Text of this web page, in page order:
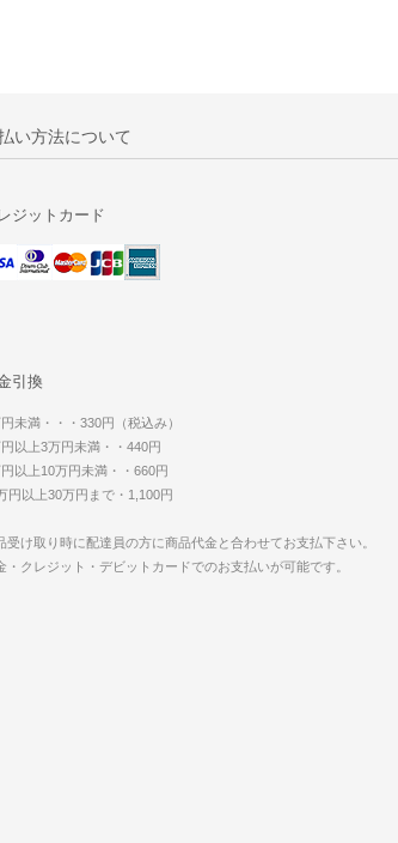
い方法について
ジットカード
引換
未満・・・330円（税込み）
円以上3万円未満・・440円
以上10万円未満・・660円
円以上30万円まで・1,100円
受け取り時に配達員の方に商品代金と合わせてお支払下さい。
・クレジット・デビットカードでのお支払いが可能です。